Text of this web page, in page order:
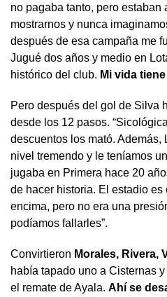
no pagaba tanto, pero estaban
mostrarnos y nunca
después de esa campaña me
Jugué dos años y medio en
histórico del club. Mi vida
Pero después del gol de Silva
desde los 12 pasos.
descuentos los mató. Además,
nivel tremendo y le teníamos
jugaba en Primera hace 20
de hacer historia. El estadio
encima, pero no era una
podíamos fallarles”.
Convirtieron Morales, Rivera,
había tapado uno a Cisternas
el remate de Ayala. Ahí se